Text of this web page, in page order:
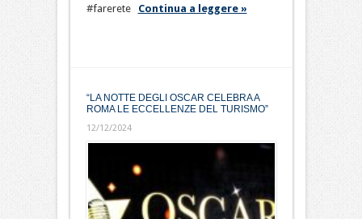
#farerete Continua a leggere »
“LA NOTTE DEGLI OSCAR CELEBRA A
ROMA LE ECCELLENZE DEL TURISMO”
12/12/2024